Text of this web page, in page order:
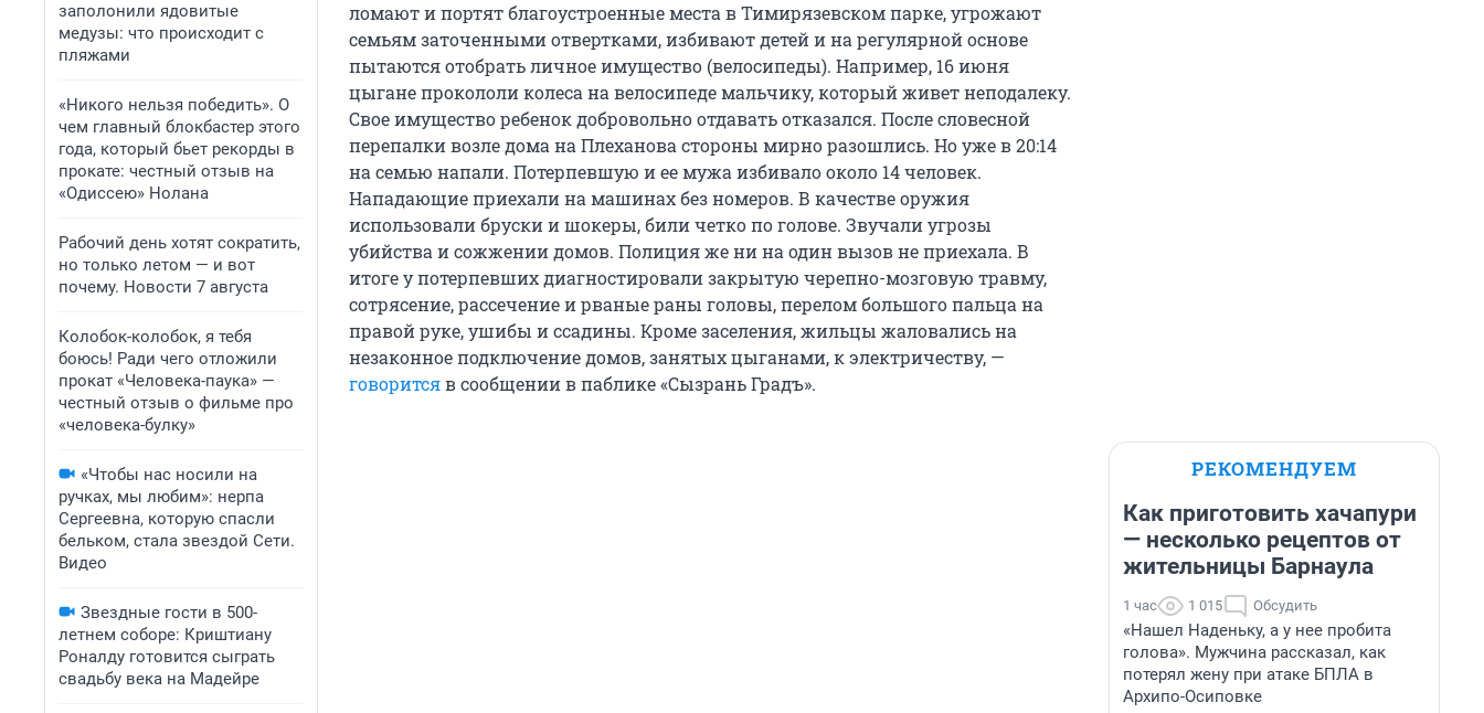
заполонили ядовитые
медузы: что происходит с
пляжами
«Никого нельзя победить». О
чем главный блокбастер этого
года, который бьет рекорды в
прокате: честный отзыв на
«Одиссею» Нолана
Рабочий день хотят сократить,
но только летом — и вот
почему. Новости 7 августа
Колобок-колобок, я тебя
боюсь! Ради чего отложили
прокат «Человека-паука» —
честный отзыв о фильме про
«человека-булку»
«Чтобы нас носили на
ручках, мы любим»: нерпа
Сергеевна, которую спасли
бельком, стала звездой Сети.
Видео
Звездные гости в 500-
летнем соборе: Криштиану
Роналду готовится сыграть
свадьбу века на Мадейре
ломают и портят благоустроенные места в Тимирязевском парке, угрожают
семьям заточенными отвертками, избивают детей и на регулярной основе
пытаются отобрать личное имущество (велосипеды). Например, 16 июня
цыгане прокололи колеса на велосипеде мальчику, который живет неподалеку.
Свое имущество ребенок добровольно отдавать отказался. После словесной
перепалки возле дома на Плеханова стороны мирно разошлись. Но уже в 20:14
на семью напали. Потерпевшую и ее мужа избивало около 14 человек.
Нападающие приехали на машинах без номеров. В качестве оружия
использовали бруски и шокеры, били четко по голове. Звучали угрозы
убийства и сожжении домов. Полиция же ни на один вызов не приехала. В
итоге у потерпевших диагностировали закрытую черепно-мозговую травму,
сотрясение, рассечение и рваные раны головы, перелом большого пальца на
правой руке, ушибы и ссадины. Кроме заселения, жильцы жаловались на
незаконное подключение домов, занятых цыганами, к электричеству, —
говоритсяв сообщении в паблике «Сызрань Градъ».
РЕКОМЕНДУЕМ
Как приготовить хачапури
— несколько рецептов от
жительницы Барнаула
1 час 1 015 Обсудить
«Нашел Наденьку, а у нее пробита
голова». Мужчина рассказал, как
потерял жену при атаке БПЛА в
Архипо-Осиповке